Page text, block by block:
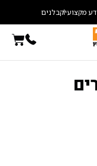
מקצועיקבלנים